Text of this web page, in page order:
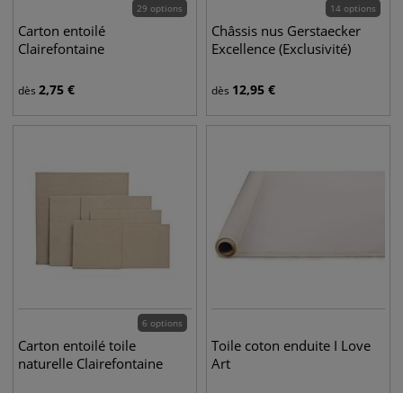
29 options
Carton entoilé
Clairefontaine
dès 2,75 €
14 options
Châssis nus Gerstaecker
Excellence (Exclusivité)
dès 12,95 €
6 options
Carton entoilé toile
naturelle Clairefontaine
Toile coton enduite I Love
Art